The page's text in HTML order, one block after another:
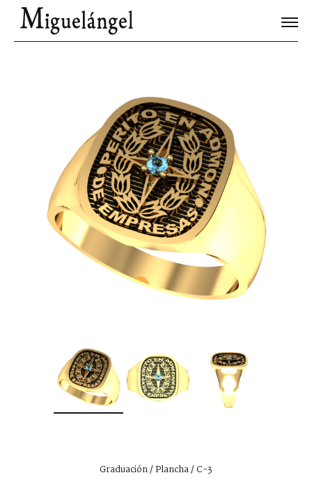
Joyas Únicas
Blog
Contacto
Graduación/Plancha/ C-3